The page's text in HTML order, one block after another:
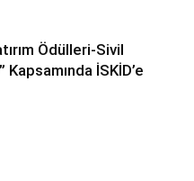
Ödülleri-Sivil
İSKİD’e